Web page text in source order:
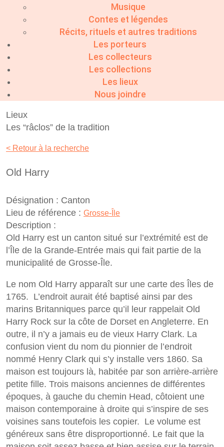
Musique
Contes et légendes
Récits, rituels et autres traditions
Les porteurs
Les collecteurs
Les collections
Les lieux
Nous joindre
Lieux
Les “râclos” de la tradition
< Retour à la recherche
Old Harry
Désignation : Canton
Lieu de référence : Grosse-Île
Description :
Old Harry est un canton situé sur l’extrémité est de
l’Île de la Grande-Entrée mais qui fait partie de la
municipalité de Grosse-Île.
Le nom Old Harry apparaît sur une carte des Îles de
1765. L’endroit aurait été baptisé ainsi par des
marins Britanniques parce qu’il leur rappelait Old
Harry Rock sur la côte de Dorset en Angleterre. En
outre, il n’y a jamais eu de vieux Harry Clark. La
confusion vient du nom du pionnier de l’endroit
nommé Henry Clark qui s’y installe vers 1860. Sa
maison est toujours là, habitée par son arrière-arrière
petite fille. Trois maisons anciennes de différentes
époques, à gauche du chemin Head, côtoient une
maison contemporaine à droite qui s’inspire de ses
voisines sans toutefois les copier. Le volume est
généreux sans être disproportionné. Le fait que la